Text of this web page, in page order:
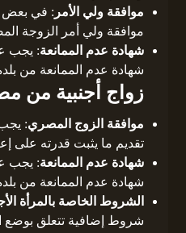
موافقة ولي الأمر : في بعض
موافقة ولي أمر الزوجة
شهادة عدم الممانعة: يجب
شهادة عدم الممانعة من
زواج أجنبية من
موافقة الزوج المصري:
تقديم ما يثبت قدرته على
شهادة عدم الممانعة: يجب
شهادة عدم الممانعة من
الشروط الخاصة بالمرأة
شروط إضافية تتعلق بوضع